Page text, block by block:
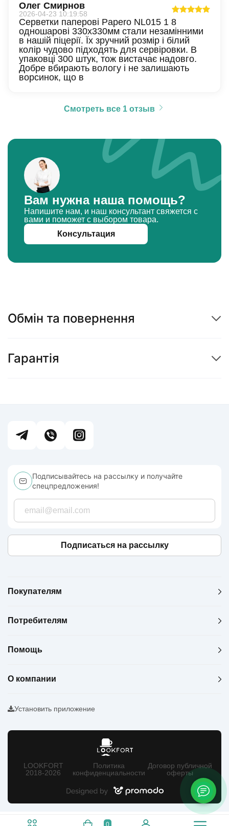
0
Олег Смирнов
2026-04-23 10:19:58
Серветки паперові Papero NL015 1 8
одношарові 330х330мм стали незамінними
в нашій піцерії. Їх зручний розмір і білий
колір чудово підходять для сервіровки. В
упаковці 300 штук, тож вистачає надовго.
Добре вбирають вологу і не залишають
ворсинок, що в
Смотреть все 1 отзыв
Вам нужна наша помощь?
Напишите нам, и наш консультант свяжется с
вами и поможет с выбором товара.
Консультация
Обмін та повернення
Гарантія
Подписывайтесь на рассылку и получайте
спецпредложения!
Подписаться на рассылку
Покупателям
Потребителям
Помощь
О компании
Установить приложение
LOOKFORT
2018-2026
Политика
конфиденциальности
Договор публичной
оферты